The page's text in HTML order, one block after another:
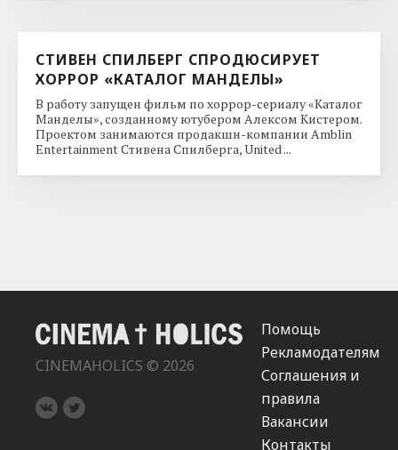
СТИВЕН СПИЛБЕРГ СПРОДЮСИРУЕТ
ХОРРОР «КАТАЛОГ МАНДЕЛЫ»
В работу запущен фильм по хоррор-сериалу «Каталог
Манделы», созданному ютубером Алексом Кистером.
Проектом занимаются продакшн-компании Amblin
Entertainment Стивена Спилберга, United ...
CINEMAHOLICS © 2026
Помощь
Рекламодателям
Соглашения и
правила
Вакансии
Контакты